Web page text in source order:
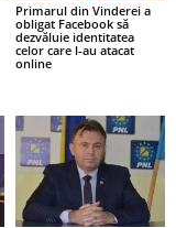
Primarul din Vinderei a
obligat Facebook să
dezvăluie identitatea
celor care l-au atacat
online